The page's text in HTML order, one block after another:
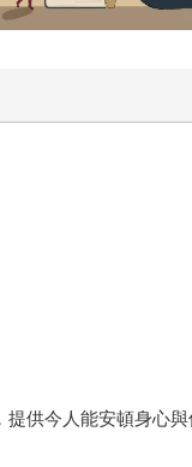
供今人能安頓身心與